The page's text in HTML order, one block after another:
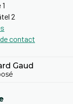
2
contact
Gaud